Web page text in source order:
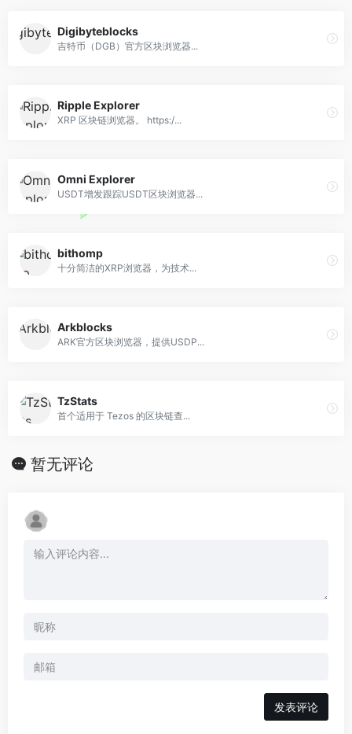
Digibyteblocks
吉特币（DGB）官方区块浏览器...
Ripple Explorer
XRP 区块链浏览器。 https:/...
Omni Explorer
USDT增发跟踪USDT区块浏览器...
bithomp
十分简洁的XRP浏览器，为技术...
Arkblocks
ARK官方区块浏览器，提供USDP...
TzStats
首个适用于 Tezos 的区块链查...
暂无评论
发表评论